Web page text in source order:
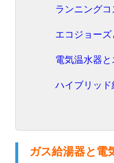
ランニング
エコジョー
電気温水器
ハイブリッ
ガス給湯器と電